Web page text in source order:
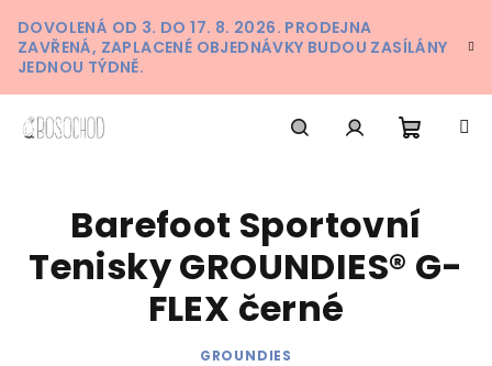
na
obsah
DOVOLENÁ OD 3. DO 17. 8. 2026. PRODEJNA
ZAVŘENÁ, ZAPLACENÉ OBJEDNÁVKY BUDOU ZASÍLÁNY
JEDNOU TÝDNĚ.
košík
Barefoot Sportovní
Tenisky GROUNDIES® G-
FLEX černé
GROUNDIES